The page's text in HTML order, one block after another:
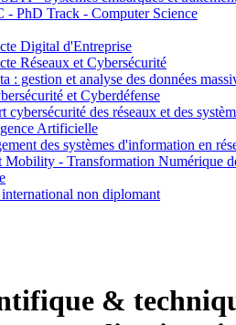
- PhD Track - Computer Science
Digital d'Entreprise
Réseaux et Cybersécurité
: gestion et analyse des données
et Cyberdéfense
cybersécurité des réseaux et des
Artificielle
des systèmes d'information en
Mobility - Transformation Numérique
non diplomant
&